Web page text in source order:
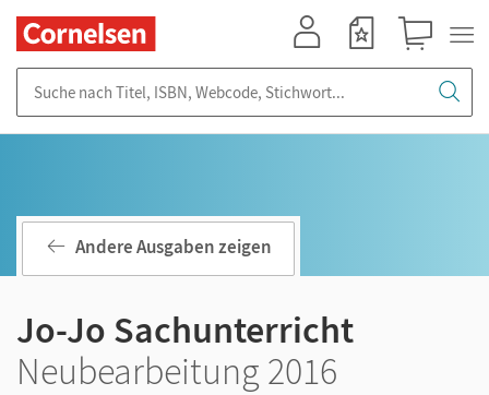
Andere Ausgaben zeigen
Jo-Jo Sachunterricht
Neubearbeitung 2016